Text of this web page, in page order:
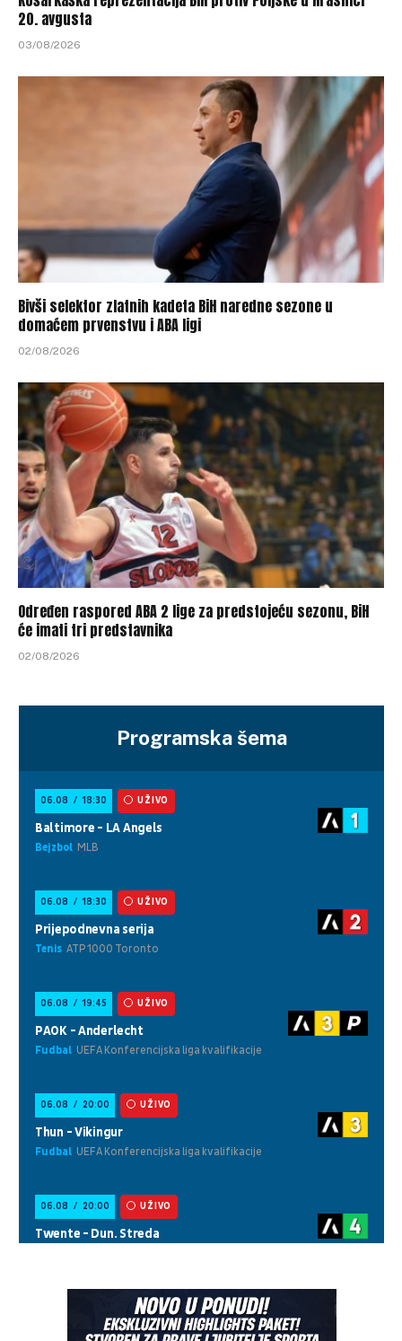
20. avgusta
03/08/2026
Bivši selektor zlatnih kadeta BiH naredne sezone u
domaćem prvenstvu i ABA ligi
02/08/2026
Određen raspored ABA 2 lige za predstojeću sezonu, BiH
će imati tri predstavnika
02/08/2026
Programska šema